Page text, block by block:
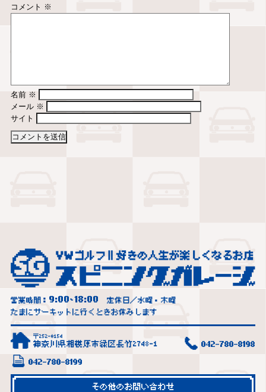
コメント ※
名前 ※
メール ※
サイト
営業時間： 9:00~18:00
定休日／水曜・木曜
たまにサーキットに行くときお休みします
〒252-0154
神奈川県相模原市緑区長竹2748-1 042-780-8198
042-780-8199
その他のお問い合わせ